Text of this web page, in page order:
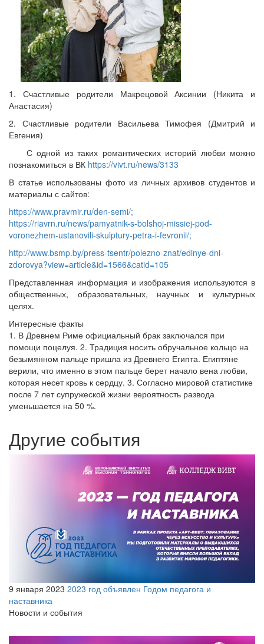
1. Счастливые родители Макрецовой Аксинии (Никита и
Анастасия)
2. Счастливые родители Васильева Тимофея (Дмитрий и
Евгения)
С одной из таких романтических историй любви можно
познакомиться в ВК https://vivt.ru/news/3133
В статье использованы фото из личных архивов студентов и
материалы с сайтов:
https://www.pravmir.ru/den-semi/;
https://riavrn.ru/news/pamyatnik-s-bolshoj-missiej-pod-
voronezhem-ustanovili-skulptury-petra-i-fevronii/;
http://www.bsmp.by/press-tsentr/polezno-znat/edinye-dni-
zdorovya?view=article&id=1566&catid=105
Представленная информация и изображения используются в
общественных, образовательных, научных и культурных
целях.
Интересные факты
1. В Древнем Риме официальный брак заключался при
помощи поцелуя. 2. Традиция носить обручальное кольцо на
безымянном пальце пришла из Древнего Египта. Египтяне
верили, что именно в этом пальце берет начало вена любви,
которая несет кровь к сердцу. 3. Согласно мировой статистике
после 7 лет супружеской жизни вероятность развода
уменьшается на 50 %.
Другие события
9 января 2023 2023 год объявлен Годом педагога и
наставника
Новости и события